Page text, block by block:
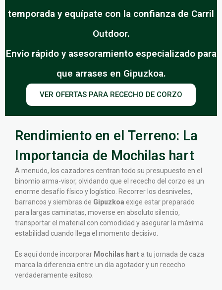
temporada y equípate con la confianza de Carril
Outdoor.
Envío rápido y asesoramiento especializado para
que arrases en Gipuzkoa.
VER OFERTAS PARA RECECHO DE CORZO
Rendimiento en el Terreno: La
Importancia de Mochilas hart
A menudo, los cazadores centran todo su presupuesto en el
binomio arma-visor, olvidando que el rececho del corzo es un
enorme desafío físico y logístico. Recorrer los desniveles,
barrancos y siembras de Gipuzkoa exige estar preparado
para largas caminatas, moverse en absoluto silencio,
transportar el material con comodidad y asegurar la máxima
estabilidad cuando llega el momento decisivo.
Es aquí donde incorporar Mochilas hart a tu jornada de caza
marca la diferencia entre un día agotador y un rececho
verdaderamente exitoso.